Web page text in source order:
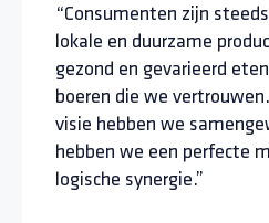
“Consumenten zijn
lokale en duurzame
gezond en gevarieerd
boeren die we
visie hebben we
hebben we een perfecte
logische synergie.”